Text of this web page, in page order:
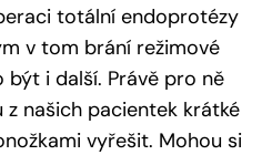
totální endoprotézy
v tom brání režimové
i další. Právě pro ně
našich pacientek krátké
vyřešit. Mohou si